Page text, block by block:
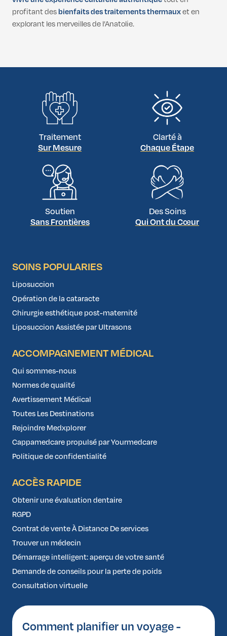
profitant desbienfaits des traitements thermauxet en
explorant les merveilles de l’Anatolie.
Traitement
Sur Mesure
Clarté à
Chaque Étape
Soutien
Sans Frontières
Des Soins
Qui Ont du Cœur
SOINS POPULARIES
Liposuccion
Opération de la cataracte
Chirurgie esthétique post-maternité
Liposuccion Assistée par Ultrasons
ACCOMPAGNEMENT MÉDICAL
Qui sommes-nous
Normes de qualité
Avertissement Médical
Toutes Les Destinations
Rejoindre Medxplorer
Cappamedcare propulsé par Yourmedcare
Politique de confidentialité
ACCÈS RAPIDE
Obtenir une évaluation dentaire
RGPD
Contrat de vente À Distance De services
Trouver un médecin
Démarrage intelligent: aperçu de votre santé
Demande de conseils pour la perte de poids
Consultation virtuelle
Comment planifier un voyage -